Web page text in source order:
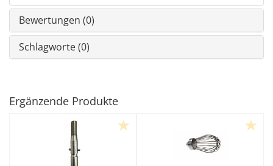
Bewertungen (0)
Schlagworte (0)
Ergänzende Produkte